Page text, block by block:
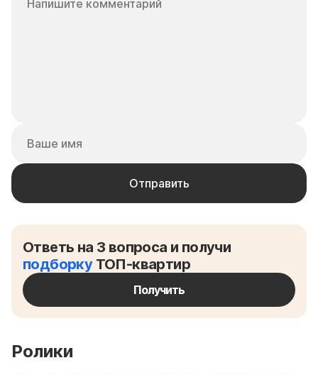
Ответь на 3 вопроса и получи
подборкуТОП-квартир
Получить
Ролики